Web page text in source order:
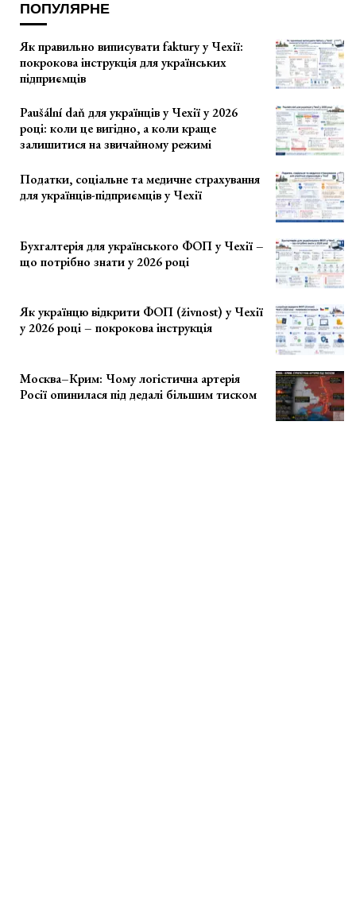
ПОПУЛЯРНЕ
Як правильно виписувати faktury у Чехії:
покрокова інструкція для українських
підприємців
Paušální daň для українців у Чехії у 2026
році: коли це вигідно, а коли краще
залишитися на звичайному режимі
Податки, соціальне та медичне страхування
для українців-підприємців у Чехії
Бухгалтерія для українського ФОП у Чехії –
що потрібно знати у 2026 році
Як українцю відкрити ФОП (živnost) у Чехії
у 2026 році – покрокова інструкція
Москва–Крим: Чому логістична артерія
Росії опинилася під дедалі більшим тиском